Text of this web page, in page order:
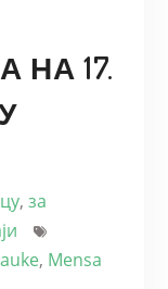
НА 17.
, за
, Mensa